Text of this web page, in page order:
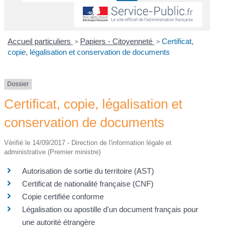
Accueil particuliers > Papiers - Citoyenneté > Certificat,
copie, légalisation et conservation de documents
Dossier
Certificat, copie, légalisation et
conservation de documents
Vérifié le 14/09/2017 - Direction de l'information légale et
administrative (Premier ministre)
Autorisation de sortie du territoire (AST)
Certificat de nationalité française (CNF)
Copie certifiée conforme
Légalisation ou apostille d'un document français pour
une autorité étrangère